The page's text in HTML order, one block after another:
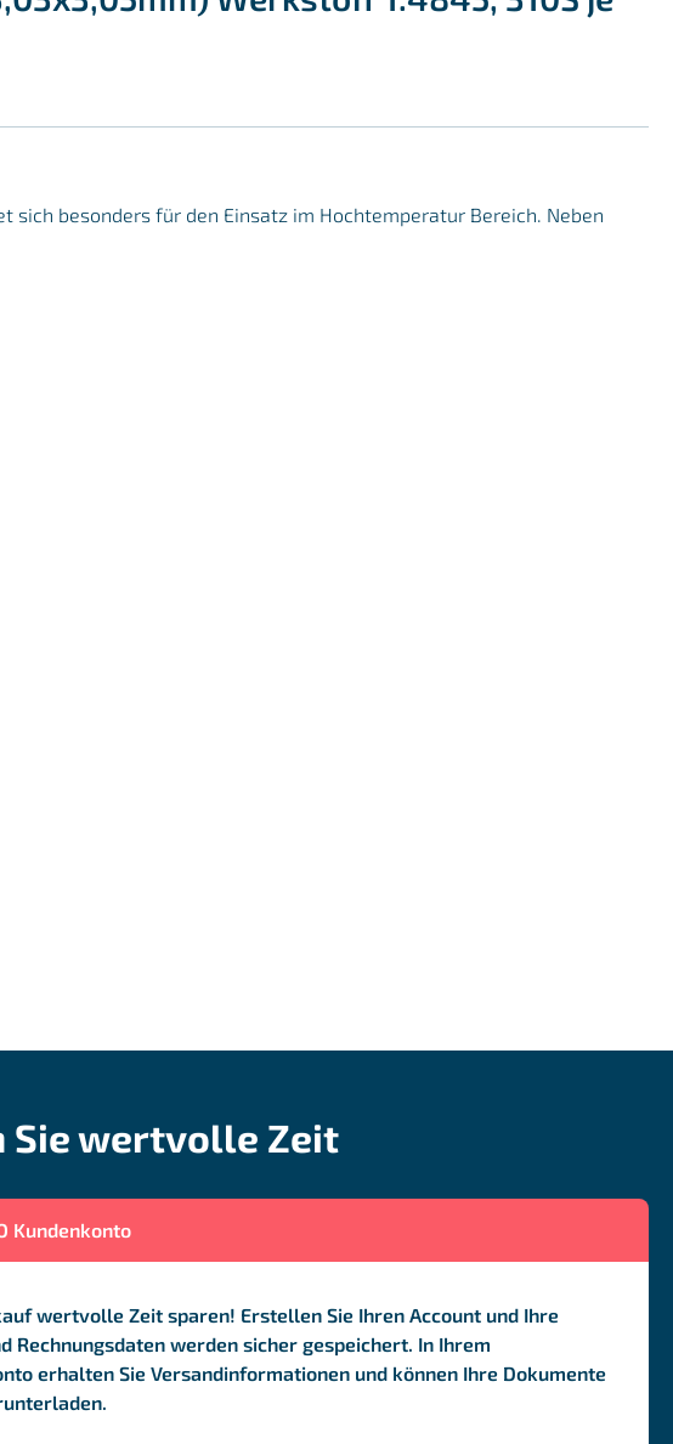
besonders für den Einsatz im Hochtemperatur Bereich. Neben
Sie wertvolle Zeit
Kundenkonto
wertvolle Zeit sparen! Erstellen Sie Ihren Account und Ihre
Rechnungsdaten werden sicher gespeichert. In Ihrem
erhalten Sie Versandinformationen und können Ihre Dokumente